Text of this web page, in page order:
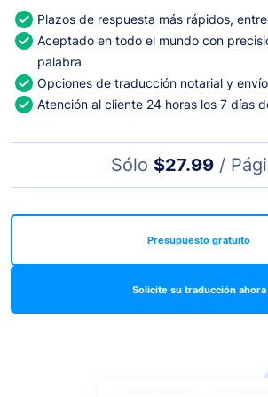
Plazos de respuesta más rápidos,
Aceptado en todo el mundo con
palabra
Opciones de traducción notarial y
Atención al cliente 24 horas los 7 días
Sólo $27.99/
Solicite su traducción ahora
Presupuesto gratuito